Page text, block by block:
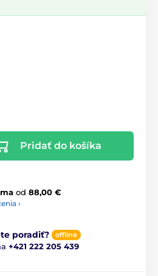
Pridať do košíka
od 88,00 €
›
poradiť? offline
+421 222 205 439